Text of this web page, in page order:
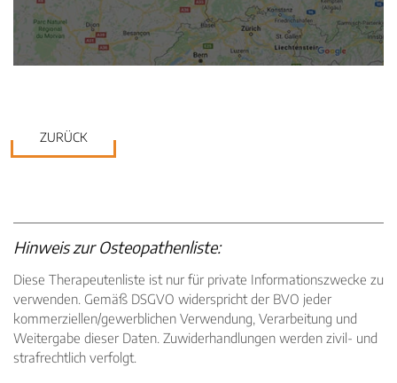
ZURÜCK
Hinweis zur Osteopathenliste:
Diese Therapeutenliste ist nur für private Informationszwecke zu
verwenden. Gemäß DSGVO widerspricht der BVO jeder
kommerziellen/gewerblichen Verwendung, Verarbeitung und
Weitergabe dieser Daten. Zuwiderhandlungen werden zivil- und
strafrechtlich verfolgt.